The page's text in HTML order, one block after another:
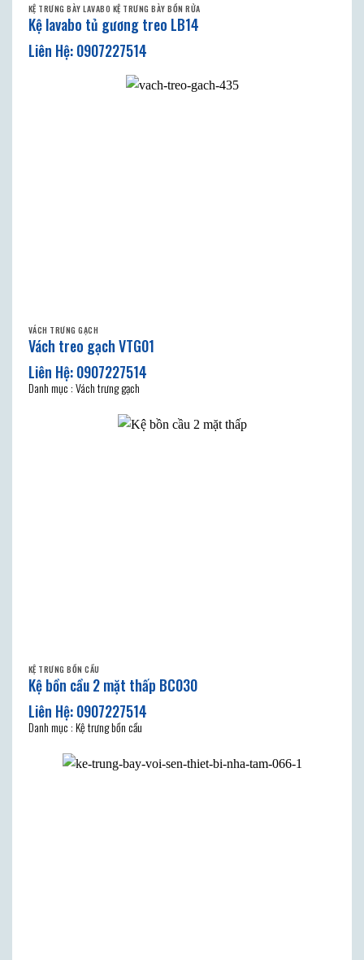
KỆ TRƯNG BÀY LAVABO KỆ TRƯNG BÀY BỒN RỬA
Kệ lavabo tủ gương treo LB14
VÁCH TRƯNG GẠCH
Vách treo gạch VTG01
Danh mục : Vách trưng gạch
KỆ TRƯNG BỒN CẦU
Kệ bồn cầu 2 mặt thấp BC030
Danh mục : Kệ trưng bồn cầu